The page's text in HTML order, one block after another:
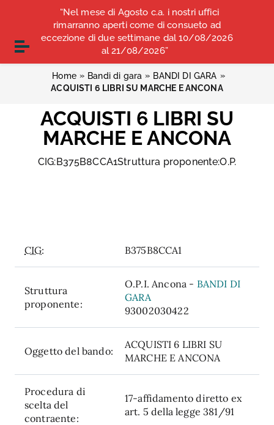
Vai ai contenuti
Vai al menu di navigazione
Vai al footer
COMUNICATI STAMPA ALBO OPI ANCONA
CONVENZIONI
Attiva / disattiva la navigazione
Home » Bandi di gara » BANDI DI GARA »
ACQUISTI 6 LIBRI SU MARCHE E ANCONA
ACQUISTI 6 LIBRI SU
MARCHE E ANCONA
CIG:B375B8CCA1Struttura proponente:O.P.
CIG: B375B8CCA1
Struttura
proponente:
O.P.I. Ancona - BANDI DI
GARA
93002030422
Oggetto del bando:
ACQUISTI 6 LIBRI SU
MARCHE E ANCONA
Procedura di
scelta del
contraente:
17-affidamento diretto ex
art. 5 della legge 381/91
“Nel mese di Agosto c.a. i nostri uffici
rimarranno aperti come di consueto ad
eccezione di due settimane dal 10/08/2026
al 21/08/2026”